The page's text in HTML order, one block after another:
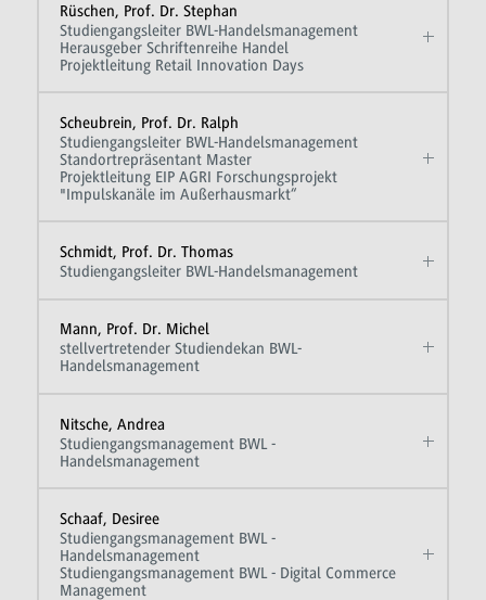
Rüschen, Prof. Dr. Stephan
Studiengangsleiter BWL-Handelsmanagement
Herausgeber Schriftenreihe Handel
Projektleitung Retail Innovation Days
Scheubrein, Prof. Dr. Ralph
Studiengangsleiter BWL-Handelsmanagement
Standortrepräsentant Master
Projektleitung EIP AGRI Forschungsprojekt
"Impulskanäle im Außerhausmarkt“
Schmidt, Prof. Dr. Thomas
Studiengangsleiter BWL-Handelsmanagement
Mann, Prof. Dr. Michel
stellvertretender Studiendekan BWL-
Handelsmanagement
Nitsche, Andrea
Studiengangsmanagement BWL -
Handelsmanagement
Schaaf, Desiree
Studiengangsmanagement BWL -
Handelsmanagement
Studiengangsmanagement BWL - Digital Commerce
Management